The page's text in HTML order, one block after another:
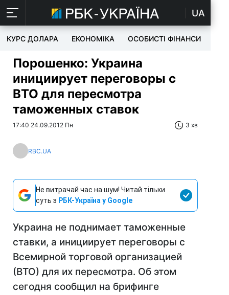
UA
КУРС ДОЛАРА ЕКОНОМІКА ОСОБИСТІ ФІНАНСИ
Порошенко: Украина
инициирует переговоры с
ВТО для пересмотра
таможенных ставок
17:40 24.09.2012 Пн 3 хв
RBC.UA
Не витрачай час на шум! Читай тільки
суть з РБК-Україна у Google
Украина не поднимает таможенные
ставки, а инициирует переговоры с
Всемирной торговой организацией
(ВТО) для их пересмотра. Об этом
сегодня сообщил на брифинге